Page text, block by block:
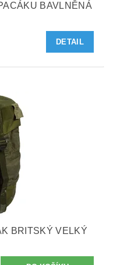
BAVLNĚNÁ
DETAIL
BRITSKÝ VELKÝ